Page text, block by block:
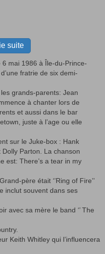
suite
6 mai 1986 à Île-du-Prince-
fratrie de six demi-
grands-parents: Jean
à chanter lors de
et aussi dans le bar
juste à l’age ou elle
sur le Juke-box : Hank
Parton. La chanson
est: There’s a tear in my
père était ‘’Ring of Fire’’
inclut souvent dans ses
avec sa mère le band ‘’ The
Keith Whitley qui l’influencera